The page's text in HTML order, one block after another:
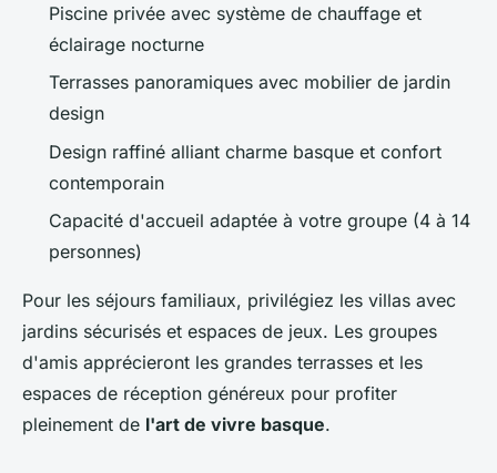
Piscine privée avec système de chauffage et
éclairage nocturne
Terrasses panoramiques avec mobilier de jardin
design
Design raffiné alliant charme basque et confort
contemporain
Capacité d'accueil adaptée à votre groupe (4 à 14
personnes)
Pour les séjours familiaux, privilégiez les villas avec
jardins sécurisés et espaces de jeux. Les groupes
d'amis apprécieront les grandes terrasses et les
espaces de réception généreux pour profiter
pleinement de l'art de vivre basque.